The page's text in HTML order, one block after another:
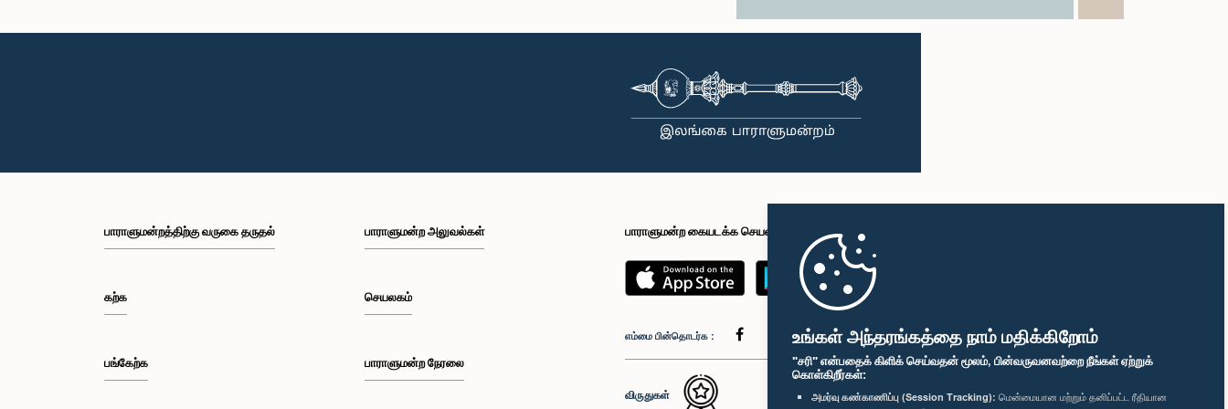
உங்கள் அந்தரங்கத்தை நாம் மதிக்கிறோம்
"சரி" என்பதைக் கிளிக் செய்வதன் மூலம், பின்வருவனவற்றை நீங்கள் ஏற்றுக்
கொள்கிறீர்கள்:
அமர்வு கண்காணிப்பு (Session Tracking): மென்மையான மற்றும் தனிப்பட்ட ரீதியான
பாராளுமன்றத்திற்கு வருகை தருதல்
கற்க
பங்கேற்க
பாராளுமன்ற அலுவல்கள்
செயலகம்
பாராளுமன்ற நேரலை
பாராளுமன்ற கையடக்க செயலி
எம்மை பின்தொடர்க :
விருதுகள்